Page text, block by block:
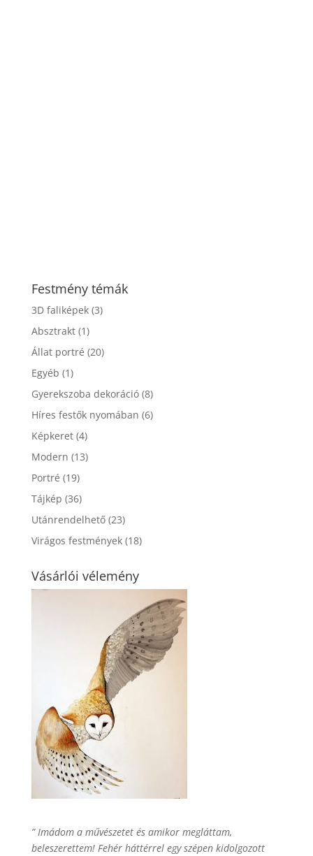
Festmény témák
3D faliképek (3)
Absztrakt (1)
Állat portré (20)
Egyéb (1)
Gyerekszoba dekoráció (8)
Híres festők nyomában (6)
Képkeret (4)
Modern (13)
Portré (19)
Tájkép (36)
Utánrendelhető (23)
Virágos festmények (18)
Vásárlói vélemény
” Imádom a művészetet és amikor megláttam,
beleszerettem! Fehér háttérrel egy szépen kidolgozott